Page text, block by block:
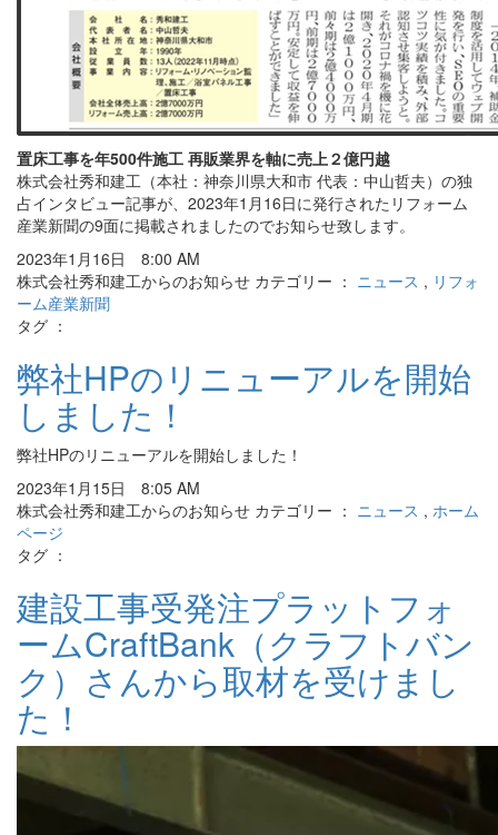
置床工事を年500件施工 再販業界を軸に売上２億円越
株式会社秀和建工（本社：神奈川県大和市 代表：中山哲夫）の独
占インタビュー記事が、2023年1月16日に発行されたリフォーム
産業新聞の9面に掲載されましたのでお知らせ致します。
2023年1月16日 8:00 AM
株式会社秀和建工からのお知らせ カテゴリー ： ニュース , リフォ
ーム産業新聞
タグ ：
弊社HPのリニューアルを開始
しました！
弊社HPのリニューアルを開始しました！
2023年1月15日 8:05 AM
株式会社秀和建工からのお知らせ カテゴリー ： ニュース , ホーム
ページ
タグ ：
建設工事受発注プラットフォ
ームCraftBank（クラフトバン
ク）さんから取材を受けまし
た！